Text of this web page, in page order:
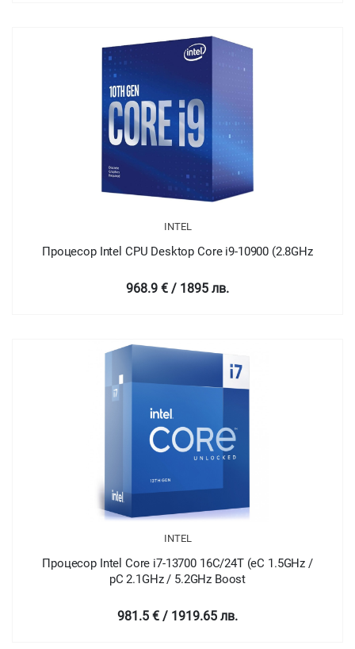
INTEL
Процесор Intel CPU Desktop Core i9-10900 (2.8GHz
968.9 € / 1895 лв.
INTEL
Процесор Intel Core i7-13700 16C/24T (eC 1.5GHz /
pC 2.1GHz / 5.2GHz Boost
981.5 € / 1919.65 лв.